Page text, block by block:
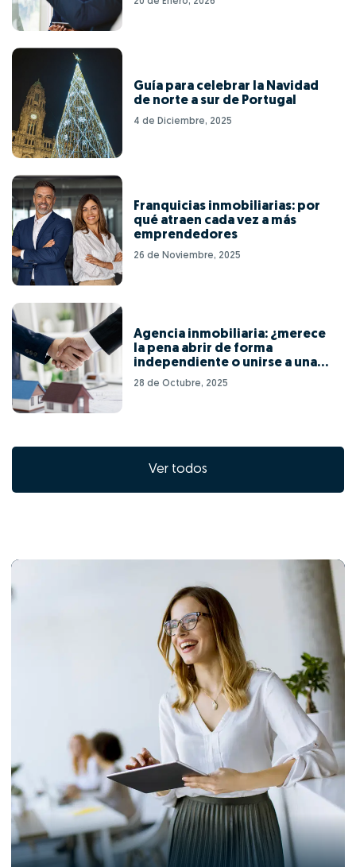
Guía para celebrar la Navidad
de norte a sur de Portugal
4 de Diciembre, 2025
Franquicias inmobiliarias: por
qué atraen cada vez a más
emprendedores
26 de Noviembre, 2025
Agencia inmobiliaria: ¿merece
la pena abrir de forma
independiente o unirse a una
red de franquicias?
28 de Octubre, 2025
Ver todos